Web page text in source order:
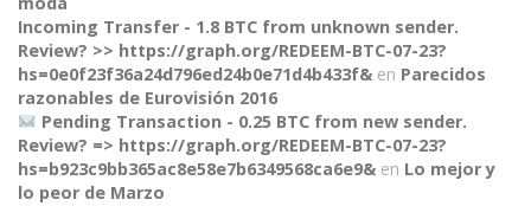
CONNECT
Incoming Transfer - 1.8 BTC from unknown sender.
Review? >> https://graph.org/REDEEM-BTC-07-23?
hs=0e0f23f36a24d796ed24b0e71d4b433f& en Parecidos
razonables de Eurovisión 2016
Pending Transaction - 0.25 BTC from new sender.
Review? => https://graph.org/REDEEM-BTC-07-23?
hs=b923c9bb365ac8e58e7b6349568ca6e9& en Lo mejor y
lo peor de Marzo